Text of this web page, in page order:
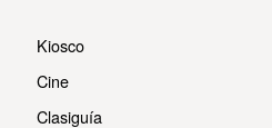
Kiosco
Cine
Clasiguía